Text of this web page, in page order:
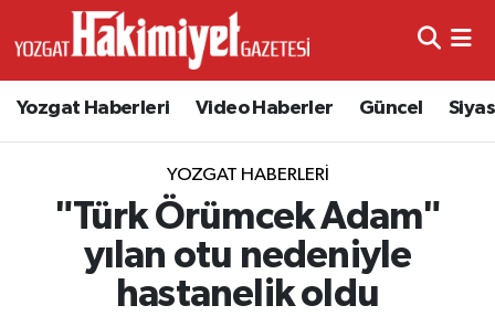
Yozgat Haberleri Video Haberler Güncel
YOZGAT HABERLERI
"Türk Örümcek Adam"
yılan otu nedeniyle
hastanelik oldu